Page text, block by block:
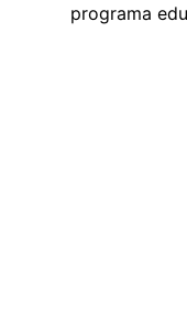
programa